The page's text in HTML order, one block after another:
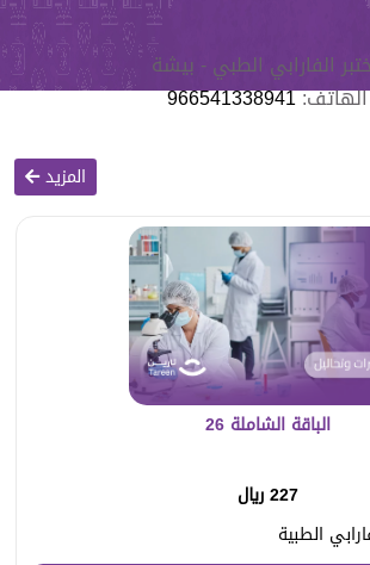
الفارابي الطبي - بيشة
الهاتف:966541338941
المزيد
الباقة الشاملة 26
227 ريال
الطبية